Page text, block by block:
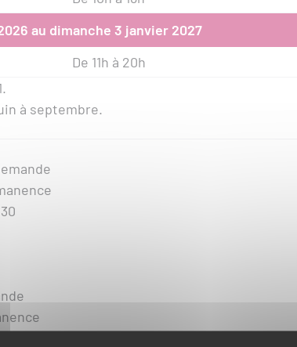
au dimanche 3 janvier 2027
De 11h à 20h
à septembre.